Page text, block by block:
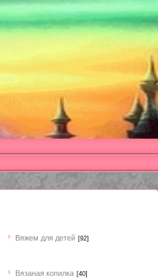
Вяжем для детей [92]
Вязаная копилка [40]